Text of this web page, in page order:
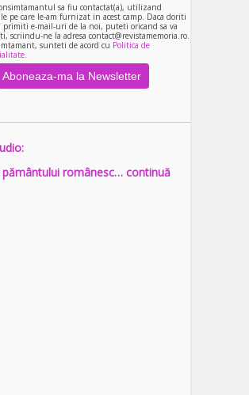
sa fiu contactat(a), utilizand
pe care le-am furnizat in acest camp. Daca doriti
primiti e-mail-uri de la noi, puteti oricand sa va
scriindu-ne la adresa contact@revistamemoria.ro.
sunteti de acord cu Politica de
românesc… continuă